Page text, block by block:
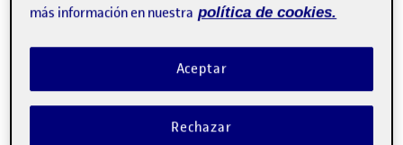
PEC 1. Selección del objeto.
Publicado por
Óscar Gil López
Fecha de publicación
-1 comentario
más información en nuestra política de cookies.
Rechazar
Aceptar